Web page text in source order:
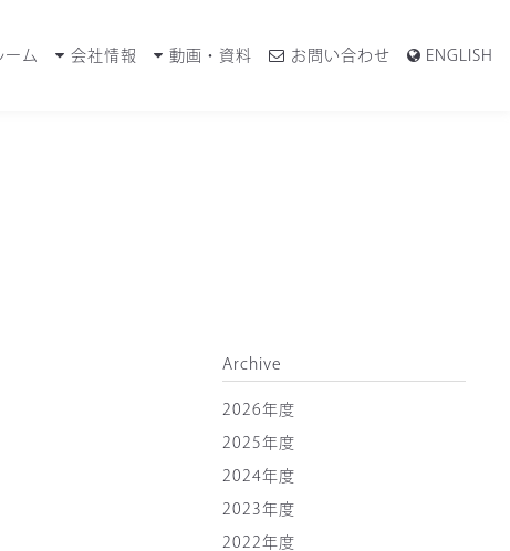
ーム 会社情報 動画・資料 お問い合わせ ENGLISH
Archive
2026年度
2025年度
2024年度
2023年度
2022年度